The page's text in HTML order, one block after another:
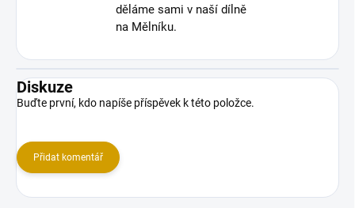
děláme sami v naší dílně
na Mělníku.
Diskuze
Buďte první, kdo napíše příspěvek k této položce.
Přidat komentář